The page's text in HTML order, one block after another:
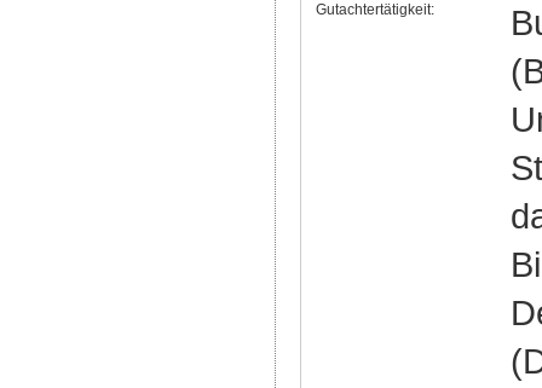
Gutachtertätigkeit: